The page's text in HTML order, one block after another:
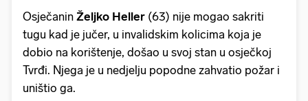
Osječanin Željko Heller (63) nije mogao sakriti
tugu kad je jučer, u invalidskim kolicima koja je
dobio na korištenje, došao u svoj stan u osječkoj
Tvrđi. Njega je u nedjelju popodne zahvatio požar i
uništio ga.